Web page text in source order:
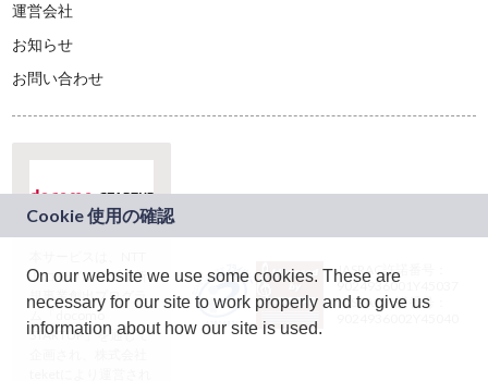
運営会社
お知らせ
お問い合わせ
ドコモグループの新
規事業創出プログラ
ム「docomo
STARTUP」を通じて
JASRAC許諾番号：
9024936001Y45037
JASRAC許諾番号：
On our website we use some cookies. These are
necessary for our site to work properly and to give us
information about how our site is used.